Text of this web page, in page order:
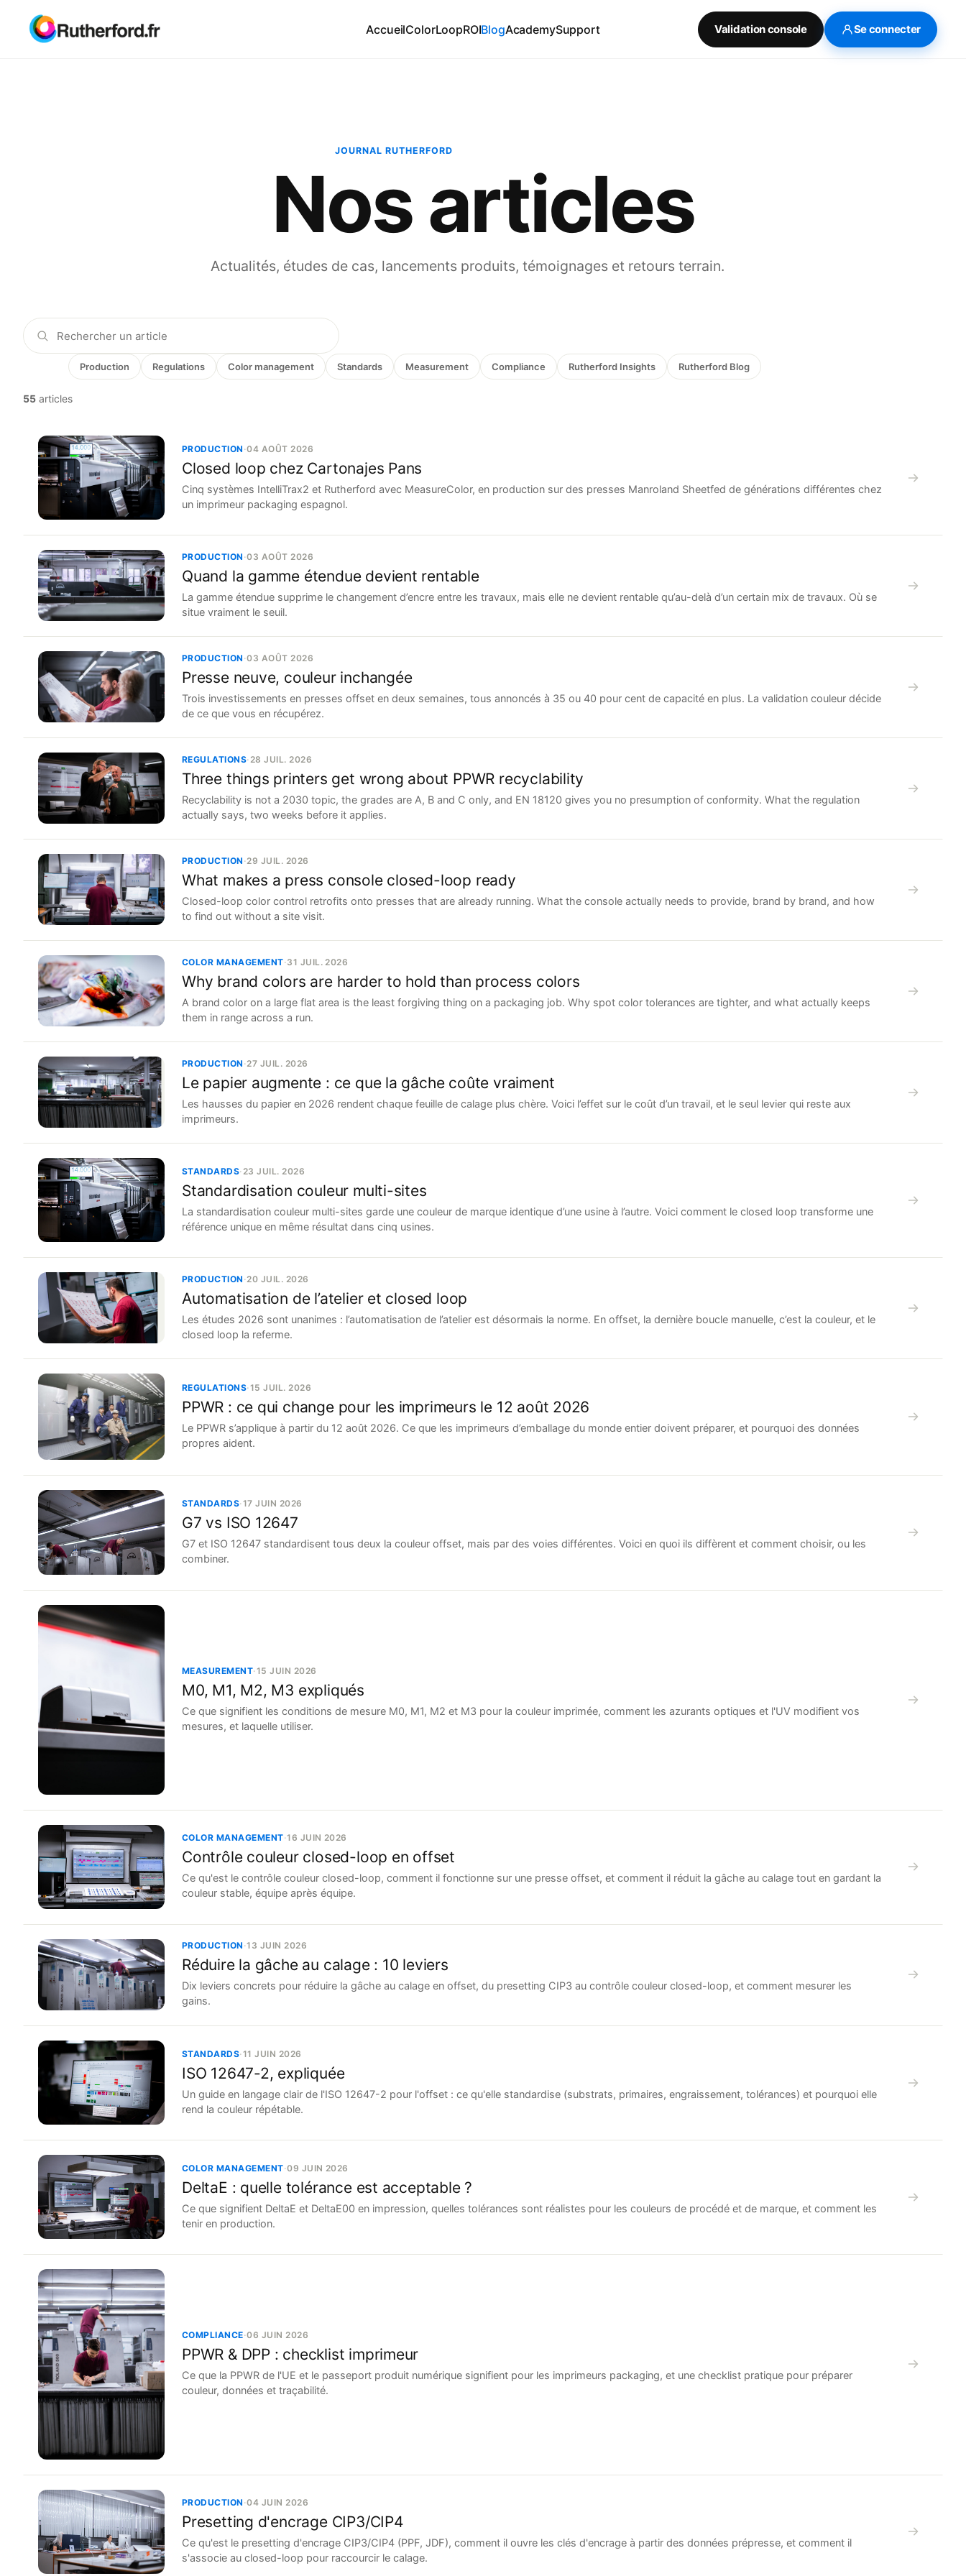
AccueilColorLoopROIBlogAcademySupport Validation console Se connecter
JOURNAL RUTHERFORD
Nos articles
Actualités, études de cas, lancements produits, témoignages et retours terrain.
Production Regulations Color management Standards Measurement Compliance Rutherford Insights Rutherford Blog
55 articles
PRODUCTION ·04 AOÛT 2026
Closed loop chez Cartonajes Pans
Cinq systèmes IntelliTrax2 et Rutherford avec MeasureColor, en production sur des presses Manroland Sheetfed de générations différentes chez
un imprimeur packaging espagnol.
PRODUCTION ·03 AOÛT 2026
Quand la gamme étendue devient rentable
La gamme étendue supprime le changement d’encre entre les travaux, mais elle ne devient rentable qu’au-delà d’un certain mix de travaux. Où se
situe vraiment le seuil.
PRODUCTION ·03 AOÛT 2026
Presse neuve, couleur inchangée
Trois investissements en presses offset en deux semaines, tous annoncés à 35 ou 40 pour cent de capacité en plus. La validation couleur décide
de ce que vous en récupérez.
REGULATIONS· 28 JUIL. 2026
Three things printers get wrong about PPWR recyclability
Recyclability is not a 2030 topic, the grades are A, B and C only, and EN 18120 gives you no presumption of conformity. What the regulation
actually says, two weeks before it applies.
PRODUCTION ·29 JUIL. 2026
What makes a press console closed-loop ready
Closed-loop color control retrofits onto presses that are already running. What the console actually needs to provide, brand by brand, and how
to find out without a site visit.
COLOR MANAGEMENT·31 JUIL. 2026
Why brand colors are harder to hold than process colors
A brand color on a large flat area is the least forgiving thing on a packaging job. Why spot color tolerances are tighter, and what actually keeps
them in range across a run.
PRODUCTION ·27 JUIL. 2026
Le papier augmente : ce que la gâche coûte vraiment
Les hausses du papier en 2026 rendent chaque feuille de calage plus chère. Voici l’effet sur le coût d’un travail, et le seul levier qui reste aux
imprimeurs.
STANDARDS· 23 JUIL. 2026
Standardisation couleur multi-sites
La standardisation couleur multi-sites garde une couleur de marque identique d’une usine à l’autre. Voici comment le closed loop transforme une
référence unique en même résultat dans cinq usines.
PRODUCTION ·20 JUIL. 2026
Automatisation de l’atelier et closed loop
Les études 2026 sont unanimes : l’automatisation de l’atelier est désormais la norme. En offset, la dernière boucle manuelle, c’est la couleur, et le
closed loop la referme.
REGULATIONS·15 JUIL. 2026
PPWR : ce qui change pour les imprimeurs le 12 août 2026
Le PPWR s’applique à partir du 12 août 2026. Ce que les imprimeurs d’emballage du monde entier doivent préparer, et pourquoi des données
propres aident.
STANDARDS·17 JUIN 2026
G7 vs ISO 12647
G7 et ISO 12647 standardisent tous deux la couleur offset, mais par des voies différentes. Voici en quoi ils diffèrent et comment choisir, ou les
combiner.
MEASUREMENT·15 JUIN 2026
M0, M1, M2, M3 expliqués
Ce que signifient les conditions de mesure M0, M1, M2 et M3 pour la couleur imprimée, comment les azurants optiques et l'UV modifient vos
mesures, et laquelle utiliser.
COLOR MANAGEMENT·16 JUIN 2026
Contrôle couleur closed-loop en offset
Ce qu'est le contrôle couleur closed-loop, comment il fonctionne sur une presse offset, et comment il réduit la gâche au calage tout en gardant la
couleur stable, équipe après équipe.
PRODUCTION ·13 JUIN 2026
Réduire la gâche au calage : 10 leviers
Dix leviers concrets pour réduire la gâche au calage en offset, du presetting CIP3 au contrôle couleur closed-loop, et comment mesurer les
gains.
STANDARDS·11 JUIN 2026
ISO 12647-2, expliquée
Un guide en langage clair de l'ISO 12647-2 pour l'offset : ce qu'elle standardise (substrats, primaires, engraissement, tolérances) et pourquoi elle
rend la couleur répétable.
COLOR MANAGEMENT·09 JUIN 2026
DeltaE : quelle tolérance est acceptable ?
Ce que signifient DeltaE et DeltaE00 en impression, quelles tolérances sont réalistes pour les couleurs de procédé et de marque, et comment les
tenir en production.
COMPLIANCE·06 JUIN 2026
PPWR & DPP : checklist imprimeur
Ce que la PPWR de l'UE et le passeport produit numérique signifient pour les imprimeurs packaging, et une checklist pratique pour préparer
couleur, données et traçabilité.
PRODUCTION ·04 JUIN 2026
Presetting d'encrage CIP3/CIP4
Ce qu'est le presetting d'encrage CIP3/CIP4 (PPF, JDF), comment il ouvre les clés d'encrage à partir des données prépresse, et comment il
s'associe au closed-loop pour raccourcir le calage.